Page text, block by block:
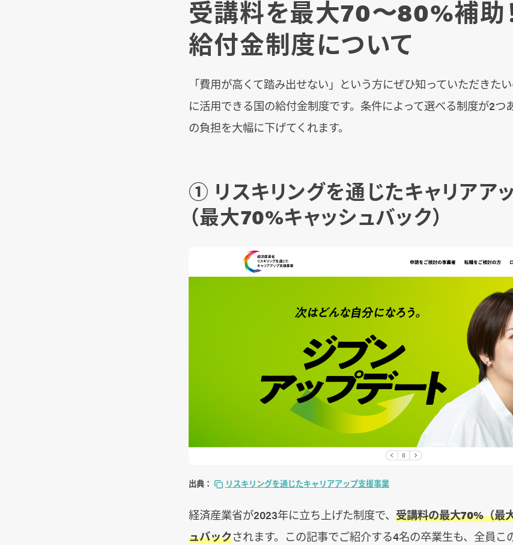
受講料を最大70〜80%補助
給付金制度について
「費用が高くて踏み出せない」という方にぜひ知っていただきた
に活用できる国の給付金制度です。条件によって選べる制度が2つ
の負担を大幅に下げてくれます。
① リスキリングを通じたキャリアア
（最大70%キャッシュバック）
出典： リスキリングを通じたキャリアアップ支援事業
経済産業省が2023年に立ち上げた制度で、 受講料の最大70%（最
ュバックされます。この記事でご紹介する4名の卒業生も、全員こ